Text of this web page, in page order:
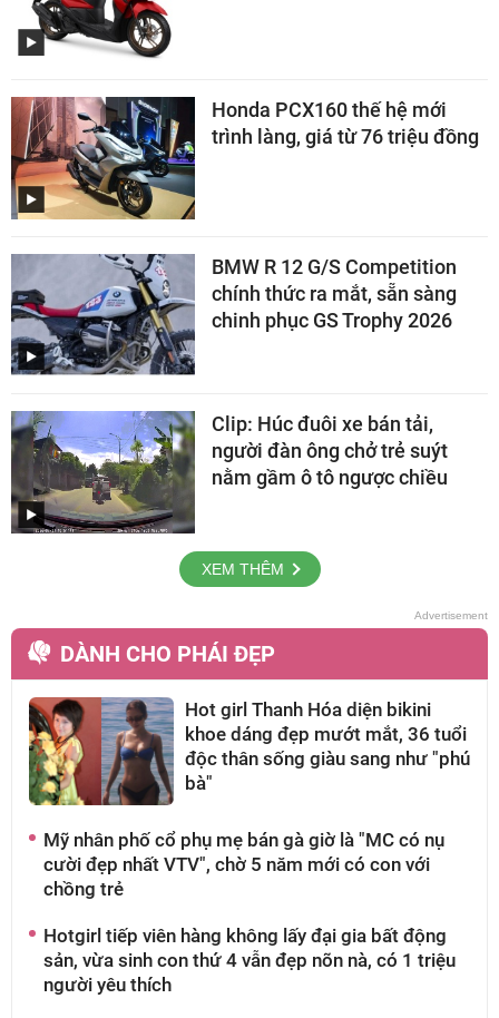
Honda PCX160 thế hệ mới
trình làng, giá từ 76 triệu đồng
BMW R 12 G/S Competition
chính thức ra mắt, sẵn sàng
chinh phục GS Trophy 2026
Clip: Húc đuôi xe bán tải,
người đàn ông chở trẻ suýt
nằm gầm ô tô ngược chiều
XEM THÊM
DÀNH CHO PHÁI ĐẸP
Hot girl Thanh Hóa diện bikini
khoe dáng đẹp mướt mắt, 36 tuổi
độc thân sống giàu sang như "phú
bà"
Mỹ nhân phố cổ phụ mẹ bán gà giờ là "MC có nụ
cười đẹp nhất VTV", chờ 5 năm mới có con với
chồng trẻ
Hotgirl tiếp viên hàng không lấy đại gia bất động
sản, vừa sinh con thứ 4 vẫn đẹp nõn nà, có 1 triệu
người yêu thích